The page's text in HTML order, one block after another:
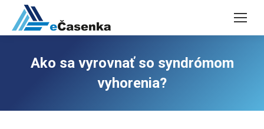
Ako sa vyrovnať so syndrómom
vyhorenia?